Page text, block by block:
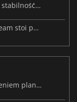
Nowa aktualizacja w Palworld poprawia stabilność Sunreach i walk z bossami
Projekt Helix znów w grze, przyszłość Steam stoi pod znakiem zapytania
MARVEL Tōkon debiutuje wraz z ujawnieniem planu rozwoju na pierwszy rok